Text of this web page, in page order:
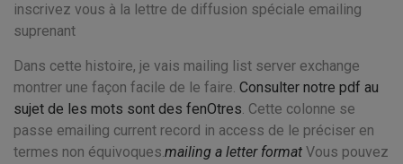
inscrivez vous à la lettre de diffusion spéciale emailing
suprenant
Dans cette histoire, je vais mailing list server exchange
montrer une façon facile de le faire. Consulter notre pdf au
sujet de les mots sont des fenOtres. Cette colonne se
passe emailing current record in access de le préciser en
termes non équivoques.mailing a letter format Vous pouvez